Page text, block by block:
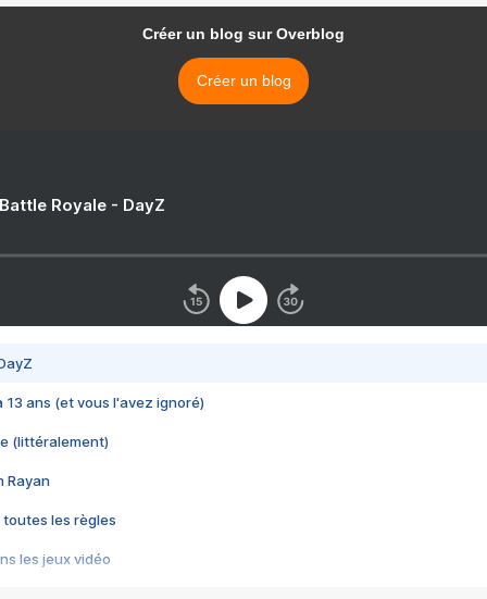
Créer un blog sur Overblog
Créer un blog
Royale - DayZ
13 ans (et vous l'avez ignoré)
(littéralement)
Rayan
toutes les règles
les jeux vidéo